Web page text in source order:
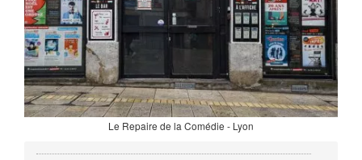
Le Repaire de la Comédie - Lyon